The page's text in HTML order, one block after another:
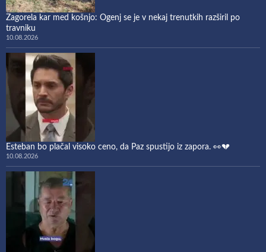
Zagorela kar med košnjo: Ogenj se je v nekaj trenutkih razširil po
travniku
10.08.2026
Esteban bo plačal visoko ceno, da Paz spustijo iz zapora. 👀💔
10.08.2026